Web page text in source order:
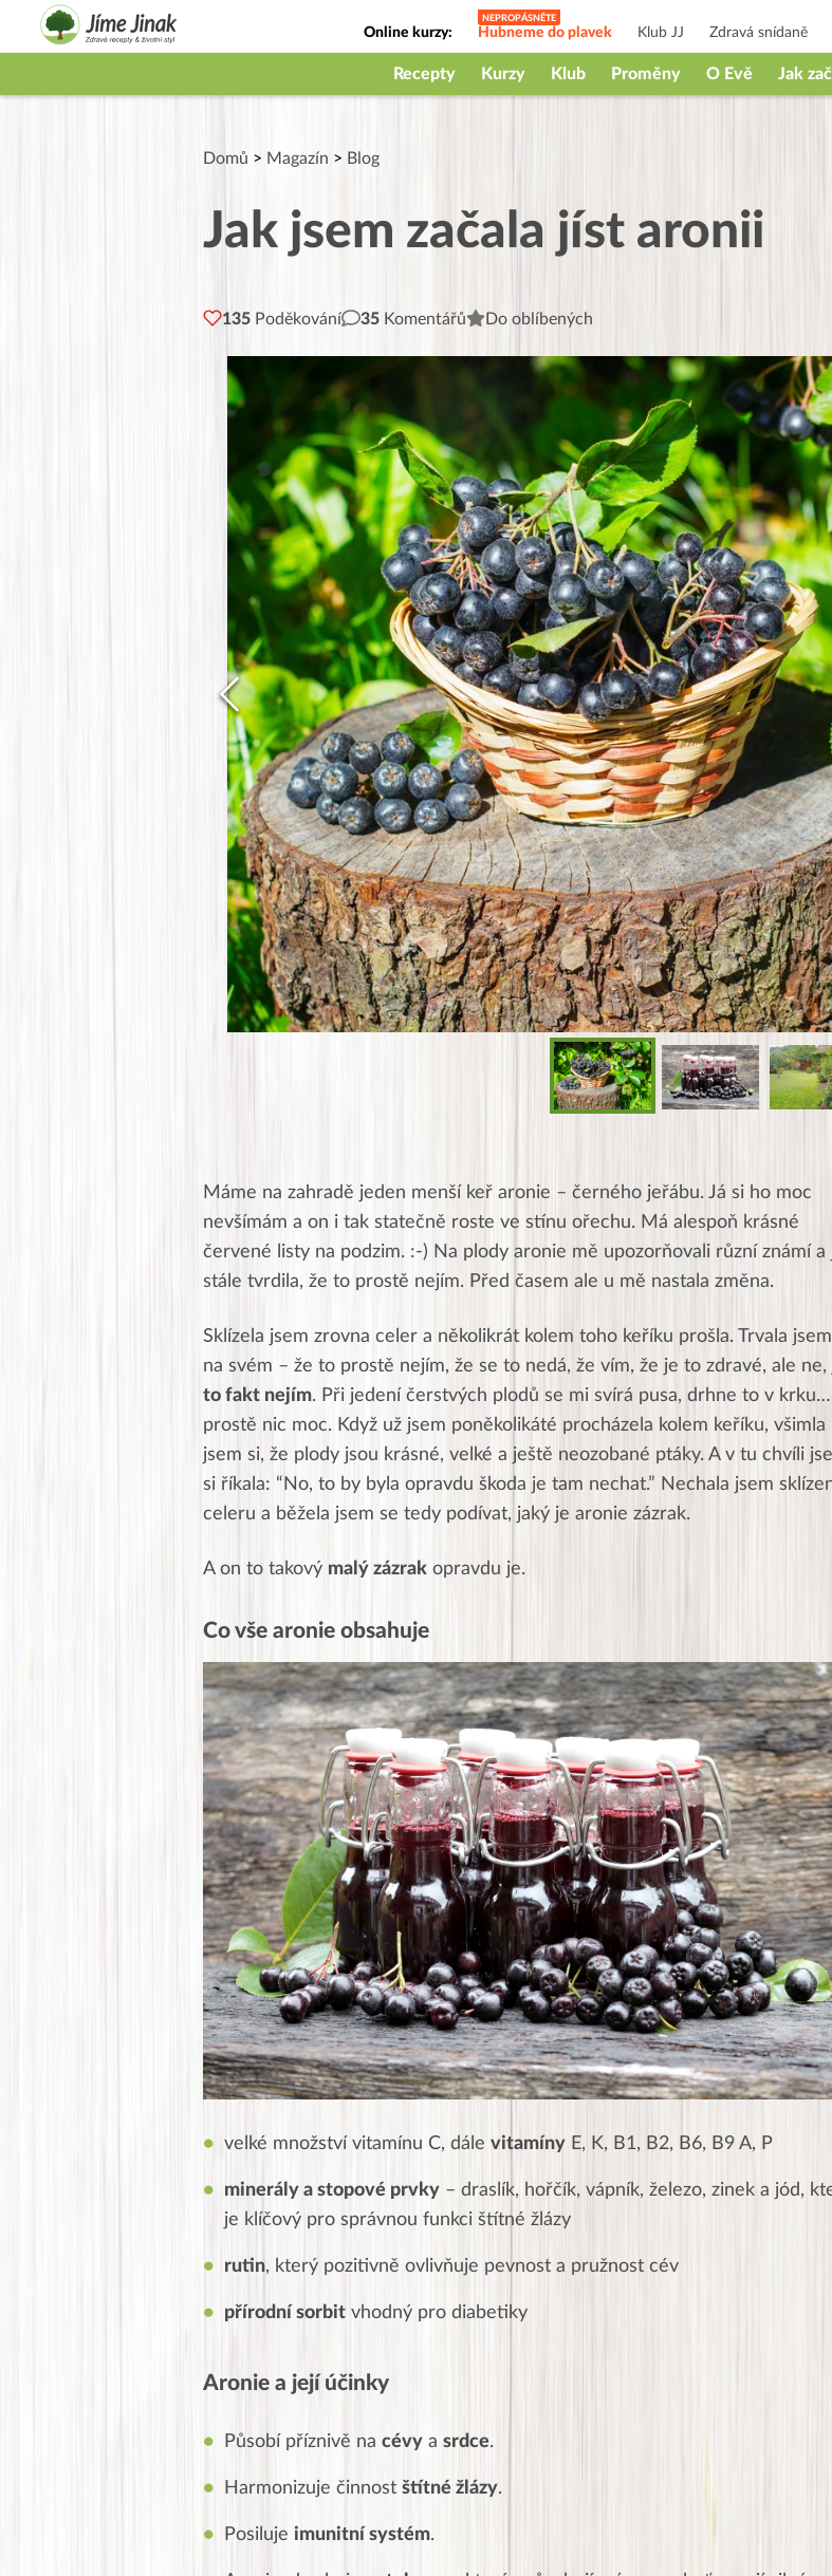
Online kurzy: Hubneme do plavek Klub JJ Zdravá snídaně
Jak na babičky
Recepty Kurzy Klub Proměny O Evě Jak
Domů > Magazín > Blog
Jak jsem začala jíst aronii
135 Poděkování 35 Komentářů Do oblíbených
Máme na zahradě jeden menší keř aronie – černého jeřábu. Já si ho moc
nevšímám a on i tak statečně roste ve stínu ořechu. Má alespoň krásné
červené listy na podzim. :-) Na plody aronie mě upozorňovali různí známí a
stále tvrdila, že to prostě nejím. Před časem ale u mě nastala změna.
Sklízela jsem zrovna celer a několikrát kolem toho keříku prošla. Trvala
na svém – že to prostě nejím, že se to nedá, že vím, že je to zdravé, ale ne,
to fakt nejím. Při jedení čerstvých plodů se mi svírá pusa, drhne to v
prostě nic moc. Když už jsem poněkolikáté procházela kolem keříku, všimla
jsem si, že plody jsou krásné, velké a ještě neozobané ptáky. A v tu chvíli
si říkala: “No, to by byla opravdu škoda je tam nechat.” Nechala jsem
celeru a běžela jsem se tedy podívat, jaký je aronie zázrak.
A on to takový malý zázrak opravdu je.
Co vše aronie obsahuje
velké množství vitamínu C, dále vitamíny E, K, B1, B2, B6, B9 A, P
minerály a stopové prvky – draslík, hořčík, vápník, železo, zinek a jód,
je klíčový pro správnou funkci štítné žlázy
rutin, který pozitivně ovlivňuje pevnost a pružnost cév
přírodní sorbit vhodný pro diabetiky
Aronie a její účinky
Působí příznivě na cévy a srdce.
Harmonizuje činnost štítné žlázy.
Posiluje imunitní systém.
J
Jana
Moc Vám všem děkuji za
obzvlášť velké poděkování,
Posílá…